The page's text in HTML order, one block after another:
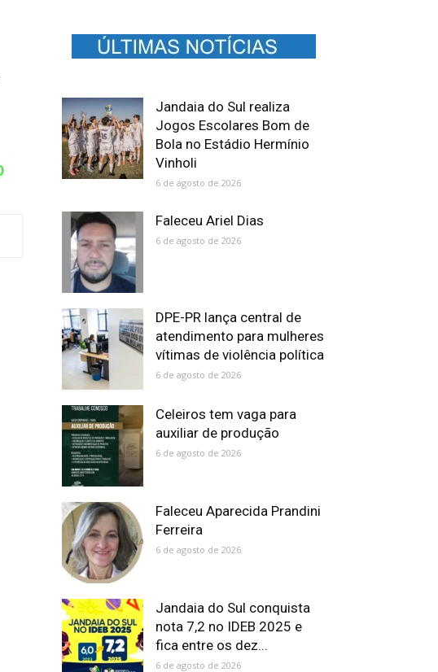
Jandaia do Sul realiza
Jogos Escolares Bom de
Bola no Estádio Hermínio
Vinholi
6 de agosto de 2026
Faleceu Ariel Dias
6 de agosto de 2026
DPE-PR lança central de
atendimento para mulheres
vítimas de violência política
6 de agosto de 2026
Celeiros tem vaga para
auxiliar de produção
6 de agosto de 2026
Faleceu Aparecida Prandini
Ferreira
6 de agosto de 2026
Jandaia do Sul conquista
nota 7,2 no IDEB 2025 e
fica entre os dez...
6 de agosto de 2026